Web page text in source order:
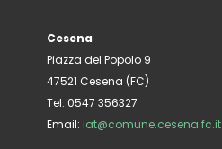
Cesena
Piazza del Popolo 9
47521 Cesena (FC)
Tel: 0547 356327
Email: iat@comune.cesena.fc.it